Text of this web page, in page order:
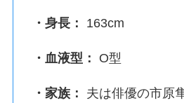
・身長： 163cm
・血液型： O型
・家族： 夫は俳優の市原